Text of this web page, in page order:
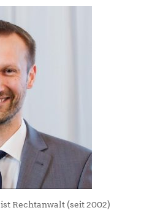
ist Rechtanwalt (seit 2002)